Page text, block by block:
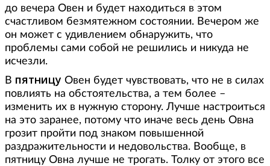
до вечера Овен и будет находиться в этом
счастливом безмятежном состоянии. Вечером же
он может с удивлением обнаружить, что
проблемы сами собой не решились и никуда не
исчезли.
В пятницу Овен будет чувствовать, что не в силах
повлиять на обстоятельства, а тем более –
изменить их в нужную сторону. Лучше настроиться
на это заранее, потому что иначе весь день Овна
грозит пройти под знаком повышенной
раздражительности и недовольства. Вообще, в
пятницу Овна лучше не трогать. Толку от этого все